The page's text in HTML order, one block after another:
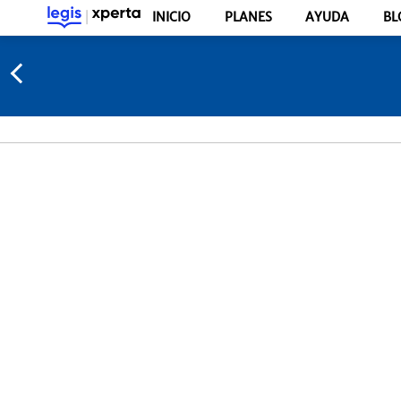
INICIO PLANES AYUDA